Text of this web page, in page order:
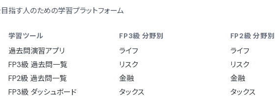
指す人のための学習プラットフォーム
学習ツール
過去問演習アプリ
FP3級 過去問一覧
FP2級 過去問一覧
FP3級 ダッシュボード
FP3級 分野別
ライフ
リスク
金融
タックス
FP2級 分野別
ライフ
リスク
金融
タックス